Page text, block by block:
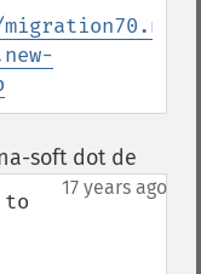
soft dot de
17 years ago
to